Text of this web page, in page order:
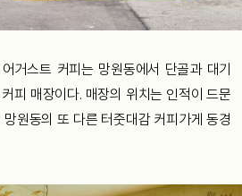
거스트 커피는 망원동에서 단골과 대기
피 매장이다. 매장의 위치는 인적이 드문
원동의 또 다른 터줏대감 커피가게 동경